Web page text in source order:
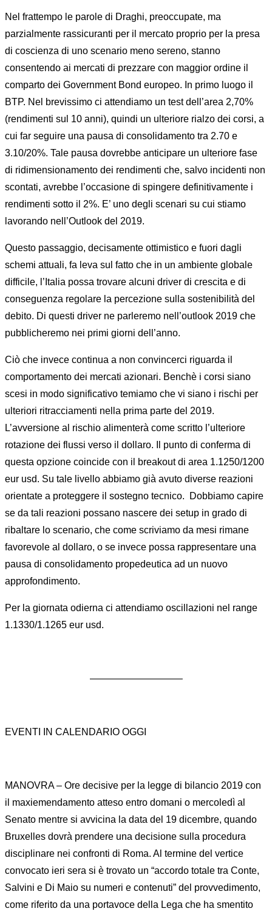
Nel frattempo le parole di Draghi, preoccupate, ma
parzialmente rassicuranti per il mercato proprio per la presa
di coscienza di uno scenario meno sereno, stanno
consentendo ai mercati di prezzare con maggior ordine il
comparto dei Government Bond europeo. In primo luogo il
BTP. Nel brevissimo ci attendiamo un test dell’area 2,70%
(rendimenti sul 10 anni), quindi un ulteriore rialzo dei corsi, a
cui far seguire una pausa di consolidamento tra 2.70 e
3.10/20%. Tale pausa dovrebbe anticipare un ulteriore fase
di ridimensionamento dei rendimenti che, salvo incidenti non
scontati, avrebbe l’occasione di spingere definitivamente i
rendimenti sotto il 2%. E’ uno degli scenari su cui stiamo
lavorando nell’Outlook del 2019.
Questo passaggio, decisamente ottimistico e fuori dagli
schemi attuali, fa leva sul fatto che in un ambiente globale
difficile, l’Italia possa trovare alcuni driver di crescita e di
conseguenza regolare la percezione sulla sostenibilità del
debito. Di questi driver ne parleremo nell’outlook 2019 che
pubblicheremo nei primi giorni dell’anno.
Ciò che invece continua a non convincerci riguarda il
comportamento dei mercati azionari. Benchè i corsi siano
scesi in modo significativo temiamo che vi siano i rischi per
ulteriori ritracciamenti nella prima parte del 2019.
L’avversione al rischio alimenterà come scritto l’ulteriore
rotazione dei flussi verso il dollaro. Il punto di conferma di
questa opzione coincide con il breakout di area 1.1250/1200
eur usd. Su tale livello abbiamo già avuto diverse reazioni
orientate a proteggere il sostegno tecnico. Dobbiamo capire
se da tali reazioni possano nascere dei setup in grado di
ribaltare lo scenario, che come scriviamo da mesi rimane
favorevole al dollaro, o se invece possa rappresentare una
pausa di consolidamento propedeutica ad un nuovo
approfondimento.
Per la giornata odierna ci attendiamo oscillazioni nel range
1.1330/1.1265 eur usd.
—————————–
EVENTI IN CALENDARIO OGGI
MANOVRA – Ore decisive per la legge di bilancio 2019 con
il maxiemendamento atteso entro domani o mercoledì al
Senato mentre si avvicina la data del 19 dicembre, quando
Bruxelles dovrà prendere una decisione sulla procedura
disciplinare nei confronti di Roma. Al termine del vertice
convocato ieri sera si è trovato un “accordo totale tra Conte,
Salvini e Di Maio su numeri e contenuti” del provvedimento,
come riferito da una portavoce della Lega che ha smentito